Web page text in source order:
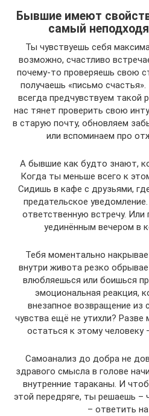
Бывшие имеют
самый
Ты чувствуешь себя
возможно, счастливо
почему-то проверяешь свою
получаешь «письмо
всегда предчувствуем такой
нас тянет проверить свою
в старую почту, обновляем
или вспоминаем про
А бывшие как будто знают,
Когда ты меньше всего к
Сидишь в кафе с друзьями,
предательское
ответственную встречу.
уединённым вечером в
Тебя моментально
внутри живота резко
влюбляешься или боишься
эмоциональная реакция,
внезапное возвращение из
чувства ещё не утихли?
остаться к этому человеку
Самоанализ до добра не
здравого смысла в голове
внутренние тараканы. И
этой передряге, ты решаешь –
– ответить